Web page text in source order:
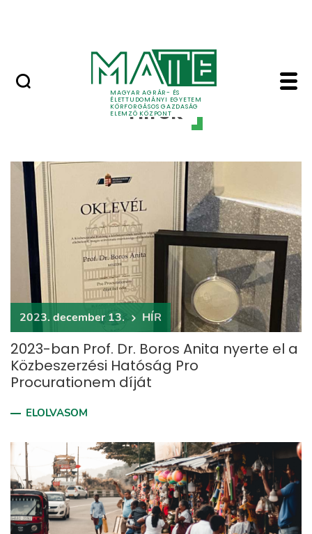
MAGYAR AGRÁR- ÉS
ÉLETTUDOMÁNYI EGYETEM
KÖRFORGÁSOS GAZDASÁG
ELEMZŐ KÖZPONT
Hírek - MATE
Hírek
2023. december 13. HÍR
2023-ban Prof. Dr. Boros Anita nyerte el a
Közbeszerzési Hatóság Pro
Procurationem díját
ELOLVASOM